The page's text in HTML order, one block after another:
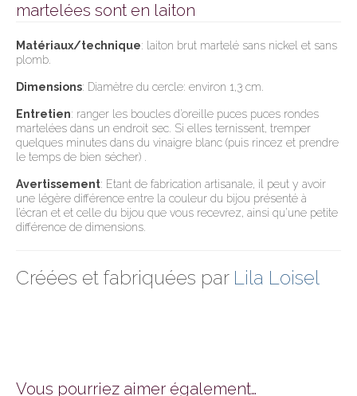
martelées sont en laiton
Matériaux/technique: laiton brut martelé sans nickel et sans
plomb.
Dimensions: Diamètre du cercle: environ 1,3 cm.
Entretien: ranger les boucles d’oreille puces puces rondes
martelées dans un endroit sec. Si elles ternissent, tremper
quelques minutes dans du vinaigre blanc (puis rincez et prendre
le temps de bien sécher) .
Avertissement: Etant de fabrication artisanale, il peut y avoir
une légère différence entre la couleur du bijou présenté à
l’écran et et celle du bijou que vous recevrez, ainsi qu’une petite
différence de dimensions.
Créées et fabriquées par Lila Loisel
Vous pourriez aimer également…